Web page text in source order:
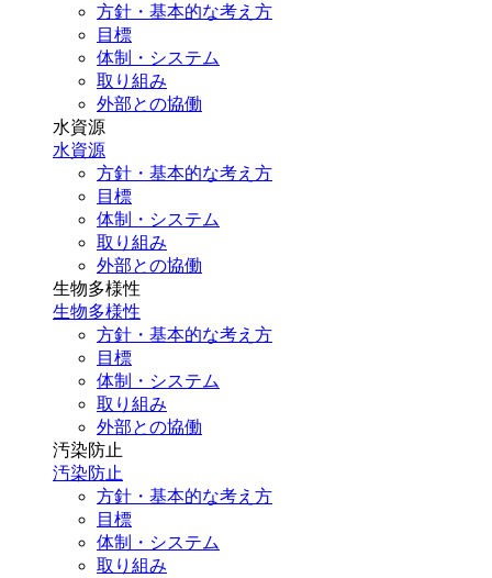
方針・基本的な考え方
目標
体制・システム
取り組み
外部との協働
水資源
水資源
方針・基本的な考え方
目標
体制・システム
取り組み
外部との協働
生物多様性
生物多様性
方針・基本的な考え方
目標
体制・システム
取り組み
外部との協働
汚染防止
汚染防止
方針・基本的な考え方
目標
体制・システム
取り組み